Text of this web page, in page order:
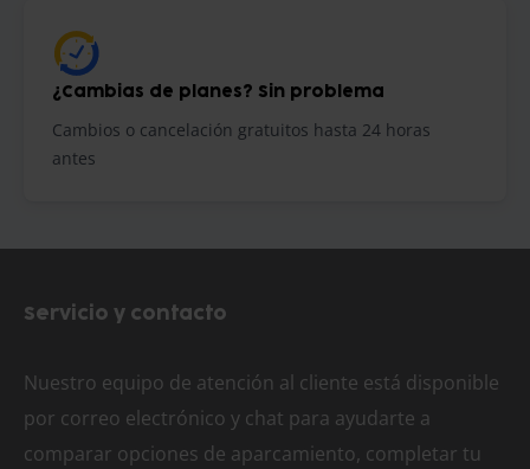
¿Cambias de planes? Sin problema
Cambios o cancelación gratuitos hasta 24 horas
antes
Servicio y contacto
Nuestro equipo de atención al cliente está disponible
por correo electrónico y chat para ayudarte a
comparar opciones de aparcamiento, completar tu